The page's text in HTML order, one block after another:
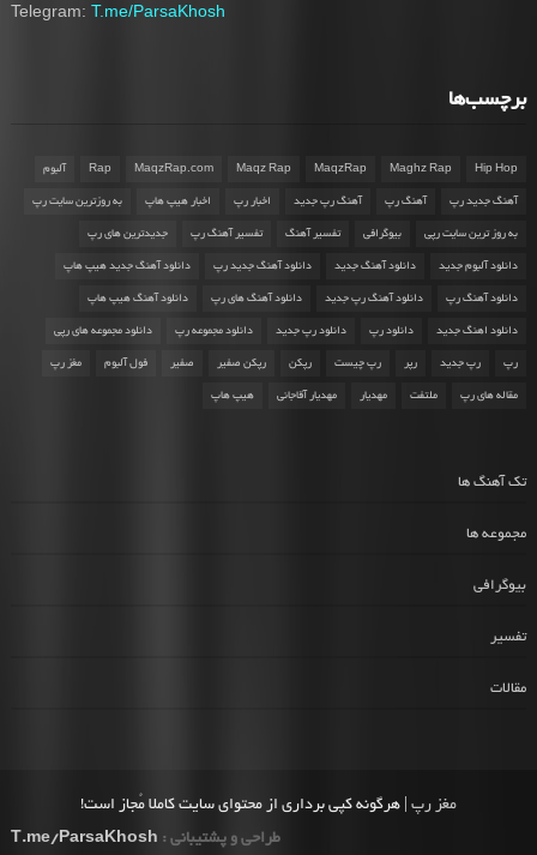
Telegram: T.me/ParsaKhosh
برچسب‌ها
Hip Hop
Maghz Rap
MaqzRap
Maqz Rap
MaqzRap.com
Rap آلبوم
آهنگ جدید رپ آهنگ رپ آهنگ رپ جدید اخبار رپ اخبار هیپ هاپ به روزترین سایت رپ
به روز ترین سایت رپی بیوگرافی تفسیر آهنگ تفسیر آهنگ رپ جدیدترین های رپ
دانلود آلبوم جدید دانلود آهنگ جدید دانلود آهنگ جدید رپ دانلود آهنگ جدید هیپ هاپ
دانلود آهنگ رپ دانلود آهنگ رپ جدید دانلود آهنگ های رپ دانلود آهنگ هیپ هاپ
دانلود اهنگ جدید دانلود رپ دانلود رپ جدید دانلود مجموعه رپ دانلود مجموعه های رپی
رپ رپ جدید رپر رپ چیست رپکن رپکن صفیر صفیر فول آلبوم مغز رپ
مقاله های رپ ملتفت مهدیار مهدیار آقاجانی هیپ هاپ
تک آهنگ ها
مجموعه ها
بیوگرافی
تفسیر
مقالات
مغز رپ | هرگونه کپی برداری از محتوای سایت کاملا مُجاز است!
طراحی و پشتیبانی : T.me/ParsaKhosh